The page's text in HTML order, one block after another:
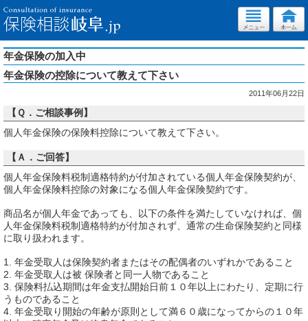
年金保険の加入中
年金保険の控除について教えて下さい
2011年06月22日
【Ｑ．ご相談事例】
個人年金保険の保険料控除について教えて下さい。
【Ａ．ご回答】
個人年金保険料税制適格特約が付加されている個人年金保険契約が、
個人年金保険料控除の対象になる個人年金保険契約です。
商品名が個人年金であっても、以下の条件を満たしていなければ、個
人年金保険料税制適格特約が付加されず、通常の生命保険契約と同様
に取り扱われます。
1. 年金受取人は保険契約者またはその配偶者のいずれかであること
2. 年金受取人は被 保険者と同一人物であること
3. 保険料払込期間は年金支払開始日前１０年以上にわたり、定期に行
うものであること
4. 年金受取り開始の年齢が原則として満６０歳になってからの１０年